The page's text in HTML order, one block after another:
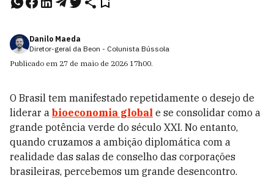
Danilo Maeda
Diretor-geral da Beon - Colunista Bússola
Publicado em 27 de maio de 2026 17h00.
O Brasil tem manifestado repetidamente o desejo de
liderar a bioeconomia global e se consolidar como a
grande potência verde do século XXI. No entanto,
quando cruzamos a ambição diplomática com a
realidade das salas de conselho das corporações
brasileiras, percebemos um grande desencontro.